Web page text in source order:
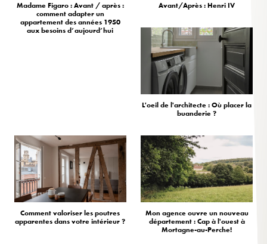
Madame Figaro : Avant / après :
comment adapter un
appartement des années 1950
aux besoins d’aujourd’hui
Avant/Après : Henri IV
L'oeil de l'architecte : Où placer la
buanderie ?
Comment valoriser les poutres
apparentes dans votre intérieur ?
Mon agence ouvre un nouveau
département : Cap à l'ouest à
Mortagne-au-Perche!